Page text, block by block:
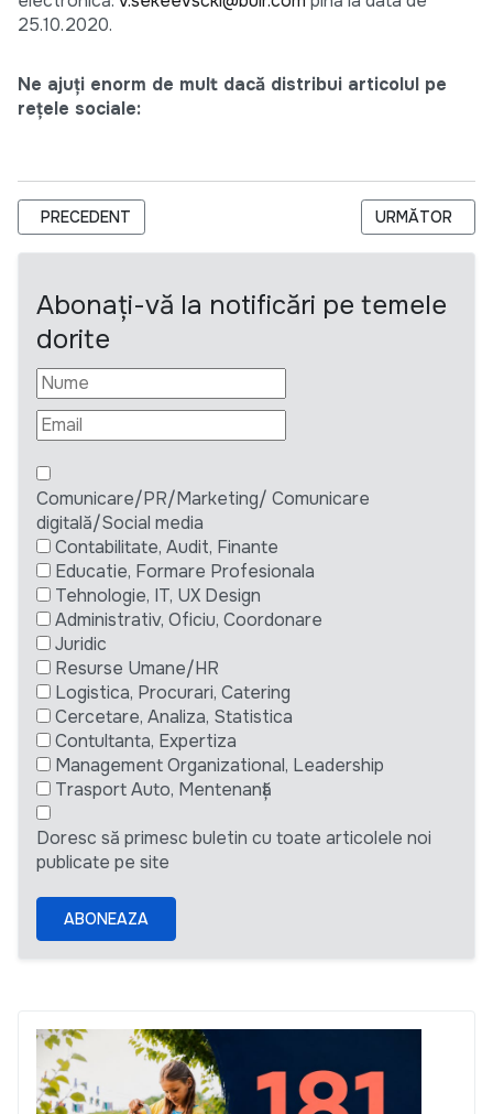
25.10.2020.
Ne ajuți enorm de mult dacă distribui articolul pe
rețele sociale:
ARTICOL PRECEDENT: UE-GIZ// ANUNȚ PRIVIND
PRECEDENT ARTICOLUL
URMĂTOR
Abonați-vă la notificări pe temele
dorite
Comunicare/PR/Marketing/ Comunicare
digitală/Social media
Contabilitate, Audit, Finante
Educatie, Formare Profesionala
Tehnologie, IT, UX Design
Administrativ, Oficiu, Coordonare
Juridic
Resurse Umane/HR
Logistica, Procurari, Catering
Cercetare, Analiza, Statistica
Contultanta, Expertiza
Management Organizational, Leadership
Trasport Auto, Mentenanță
Doresc să primesc buletin cu toate articolele noi
publicate pe site
ABONEAZA